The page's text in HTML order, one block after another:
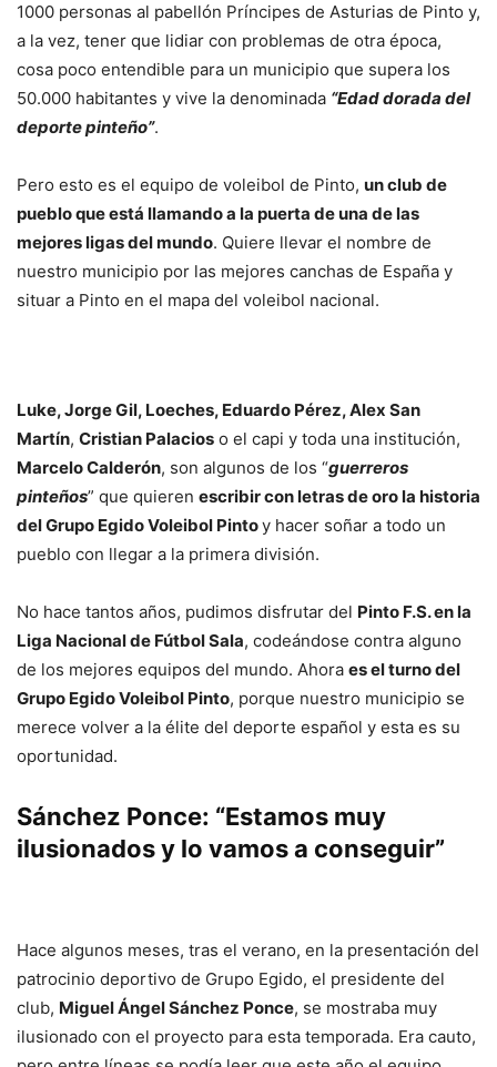
1000 personas al pabellón Príncipes de Asturias de Pinto y,
a la vez, tener que lidiar con problemas de otra época,
cosa poco entendible para un municipio que supera los
50.000 habitantes y vive la denominada “Edad dorada del
deporte pinteño”.
Pero esto es el equipo de voleibol de Pinto, un club de
pueblo que está llamando a la puerta de una de las
mejores ligas del mundo. Quiere llevar el nombre de
nuestro municipio por las mejores canchas de España y
situar a Pinto en el mapa del voleibol nacional.
Luke, Jorge Gil, Loeches, Eduardo Pérez, Alex San
Martín, Cristian Palacios o el capi y toda una institución,
Marcelo Calderón, son algunos de los “guerreros
pinteños” que quieren escribir con letras de oro la historia
del Grupo Egido Voleibol Pintoy hacer soñar a todo un
pueblo con llegar a la primera división.
No hace tantos años, pudimos disfrutar del Pinto F.S. en la
Liga Nacional de Fútbol Sala, codeándose contra alguno
de los mejores equipos del mundo. Ahora es el turno del
Grupo Egido Voleibol Pinto, porque nuestro municipio se
merece volver a la élite del deporte español y esta es su
oportunidad.
Sánchez Ponce: “Estamos muy
ilusionados y lo vamos a conseguir”
Hace algunos meses, tras el verano, en la presentación del
patrocinio deportivo de Grupo Egido, el presidente del
club, Miguel Ángel Sánchez Ponce, se mostraba muy
ilusionado con el proyecto para esta temporada. Era cauto,